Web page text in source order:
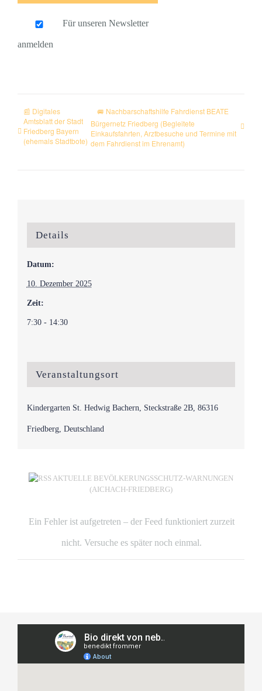
Für unseren Newsletter
anmelden
📰 Digitales
Amtsblatt der Stadt
Friedberg Bayern
(ehemals Stadtbote)
🚐 Nachbarschaftshilfe Fahrdienst BEATE
Bürgernetz Friedberg (Begleitete
Einkaufsfahrten, Arztbesuche und Termine mit
dem Fahrdienst im Ehrenamt)
Details
Datum:
10. Dezember 2025
Zeit:
7:30 - 14:30
Veranstaltungsort
Kindergarten St. Hedwig Bachern, Steckstraße 2B, 86316
Friedberg, Deutschland
AKTUELLE BEVÖLKERUNGSSCHUTZ-WARNUNGEN
(AICHACH-FRIEDBERG)
Ein Fehler ist aufgetreten – der Feed funktioniert zurzeit
nicht. Versuche es später noch einmal.